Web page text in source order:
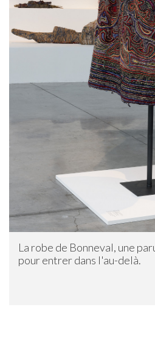
La robe de Bonneval, une
pour entrer dans l'au-delà.